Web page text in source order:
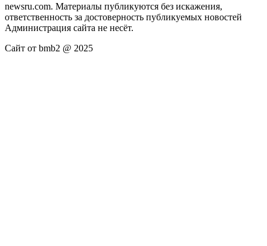
newsru.com. Материалы публикуются без искажения,
ответственность за достоверность публикуемых новостей
Администрация сайта не несёт.
Сайт от bmb2 @ 2025